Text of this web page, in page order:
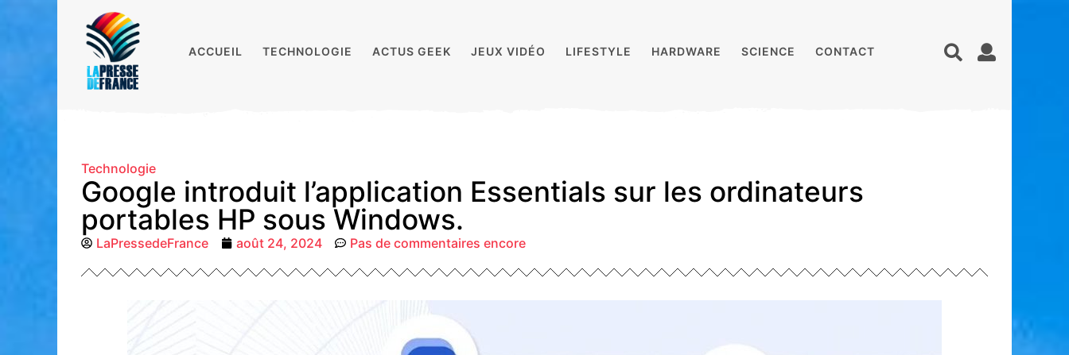
ACCUEIL TECHNOLOGIE ACTUS GEEK JEUX VIDÉO LIFESTYLE HARDWARE SCIENCE CONTACT
Technologie
Google introduit l’application Essentials sur les ordinateurs
portables HP sous Windows.
LaPressedeFrance août 24, 2024 Pas de commentaires encore